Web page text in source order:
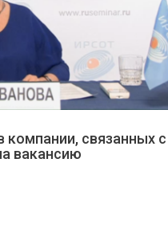
компании, связанных с
вакансию